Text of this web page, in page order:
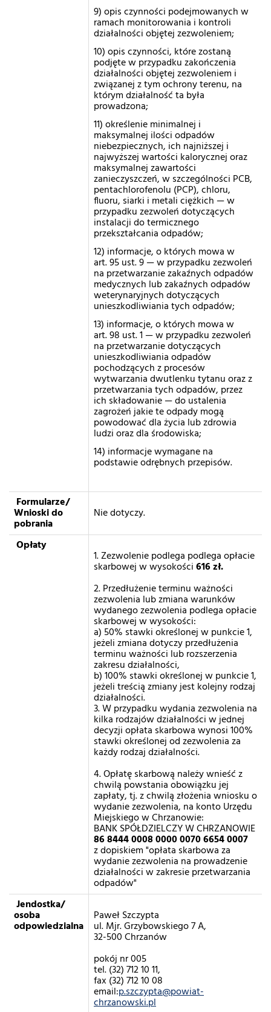
9) opis czynności podejmowanych w
ramach monitorowania i kontroli
działalności objętej zezwoleniem;
10) opis czynności, które zostaną
podjęte w przypadku zakończenia
działalności objętej zezwoleniem i
związanej z tym ochrony terenu, na
którym działalność ta była
prowadzona;
11) określenie minimalnej i
maksymalnej ilości odpadów
niebezpiecznych, ich najniższej i
najwyższej wartości kalorycznej oraz
maksymalnej zawartości
zanieczyszczeń, w szczególności PCB,
pentachlorofenolu (PCP), chloru,
fluoru, siarki i metali ciężkich — w
przypadku zezwoleń dotyczących
instalacji do termicznego
przekształcania odpadów;
12) informacje, o których mowa w
art. 95 ust. 9 — w przypadku zezwoleń
na przetwarzanie zakaźnych odpadów
medycznych lub zakaźnych odpadów
weterynaryjnych dotyczących
unieszkodliwiania tych odpadów;
13) informacje, o których mowa w
art. 98 ust. 1 — w przypadku zezwoleń
na przetwarzanie dotyczących
unieszkodliwiania odpadów
pochodzących z procesów
wytwarzania dwutlenku tytanu oraz z
przetwarzania tych odpadów, przez
ich składowanie — do ustalenia
zagrożeń jakie te odpady mogą
powodować dla życia lub zdrowia
ludzi oraz dla środowiska;
14) informacje wymagane na
podstawie odrębnych przepisów.
Formularze/
Wnioski do
pobrania
Nie dotyczy.
Opłaty
1. Zezwolenie podlega podlega opłacie
skarbowej w wysokości616 zł.
2. Przedłużenie terminu ważności
zezwolenia lub zmiana warunków
wydanego zezwolenia podlega opłacie
skarbowej w wysokości:
a) 50% stawki określonej w punkcie 1,
jeżeli zmiana dotyczy przedłużenia
terminu ważności lub rozszerzenia
zakresu działalności,
b) 100% stawki określonej w punkcie 1,
jeżeli treścią zmiany jest kolejny rodzaj
działalności.
3. W przypadku wydania zezwolenia na
kilka rodzajów działalności w jednej
decyzji opłata skarbowa wynosi 100%
stawki określonej od zezwolenia za
każdy rodzaj działalności.
4. Opłatę skarbową należy wnieść z
chwilą powstania obowiązku jej
zapłaty, tj. z chwilą złożenia wniosku o
wydanie zezwolenia, na konto Urzędu
Miejskiego w Chrzanowie:
BANK SPÓŁDZIELCZY W CHRZANOWIE
86 8444 0008 0000 0070 6654 0007
z dopiskiem "opłata skarbowa za
wydanie zezwolenia na prowadzenie
działalności w zakresie przetwarzania
odpadów"
Jendostka/
osoba
odpowiedzialna
Paweł Szczypta
ul. Mjr. Grzybowskiego 7 A,
32-500 Chrzanów
pokój nr 005
tel. (32) 712 10 11,
fax (32) 712 10 08
email:p.szczypta@powiat-
chrzanowski.pl